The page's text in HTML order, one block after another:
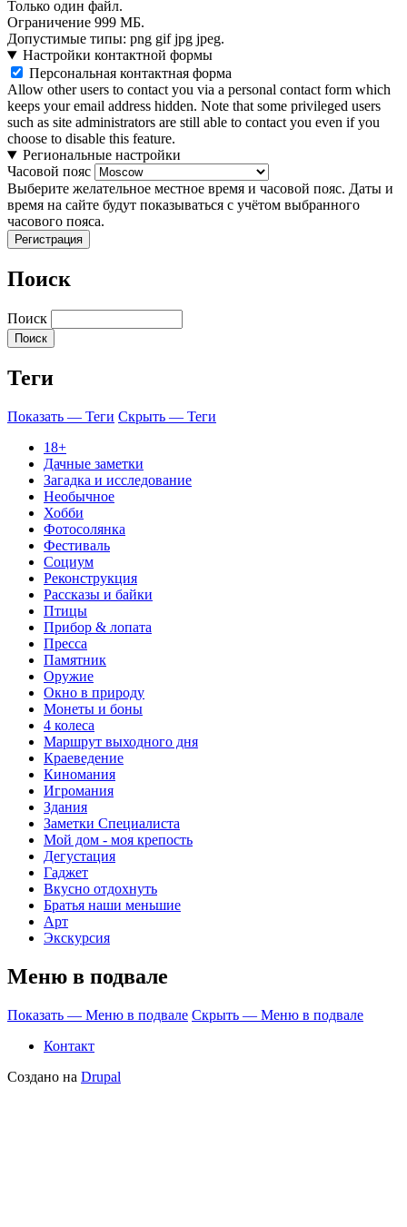
Только один файл.
Ограничение 999 МБ.
Допустимые типы: png gif jpg jpeg.
Настройки контактной формы
Персональная контактная форма
Allow other users to contact you via a personal contact form which
keeps your email address hidden. Note that some privileged users
such as site administrators are still able to contact you even if you
choose to disable this feature.
Региональные настройки
Часовой пояс
Выберите желательное местное время и часовой пояс. Даты и
время на сайте будут показываться с учётом выбранного
часового пояса.
Поиск
Поиск
Теги
Показать — Теги Скрыть — Теги
18+
Дачные заметки
Загадка и исследование
Необычное
Хобби
Фотосолянка
Фестиваль
Социум
Реконструкция
Рассказы и байки
Птицы
Прибор & лопата
Пресса
Памятник
Оружие
Окно в природу
Монеты и боны
4 колеса
Маршрут выходного дня
Краеведение
Киномания
Игромания
Здания
Заметки Специалиста
Мой дом - моя крепость
Дегустация
Гаджет
Вкусно отдохнуть
Братья наши меньшие
Арт
Экскурсия
Меню в подвале
Показать — Меню в подвале Скрыть — Меню в подвале
Контакт
Создано на Drupal